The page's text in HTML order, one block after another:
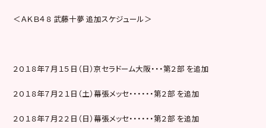
＜ＡＫＢ４８ 武藤十夢 追加スケジュール＞
２０１８年７月１５日（日）京セラドーム大阪・・・第２部 を追加
２０１８年７月２１日（土）幕張メッセ・・・・・・第２部 を追加
２０１８年７月２２日（日）幕張メッセ・・・・・・第２部 を追加